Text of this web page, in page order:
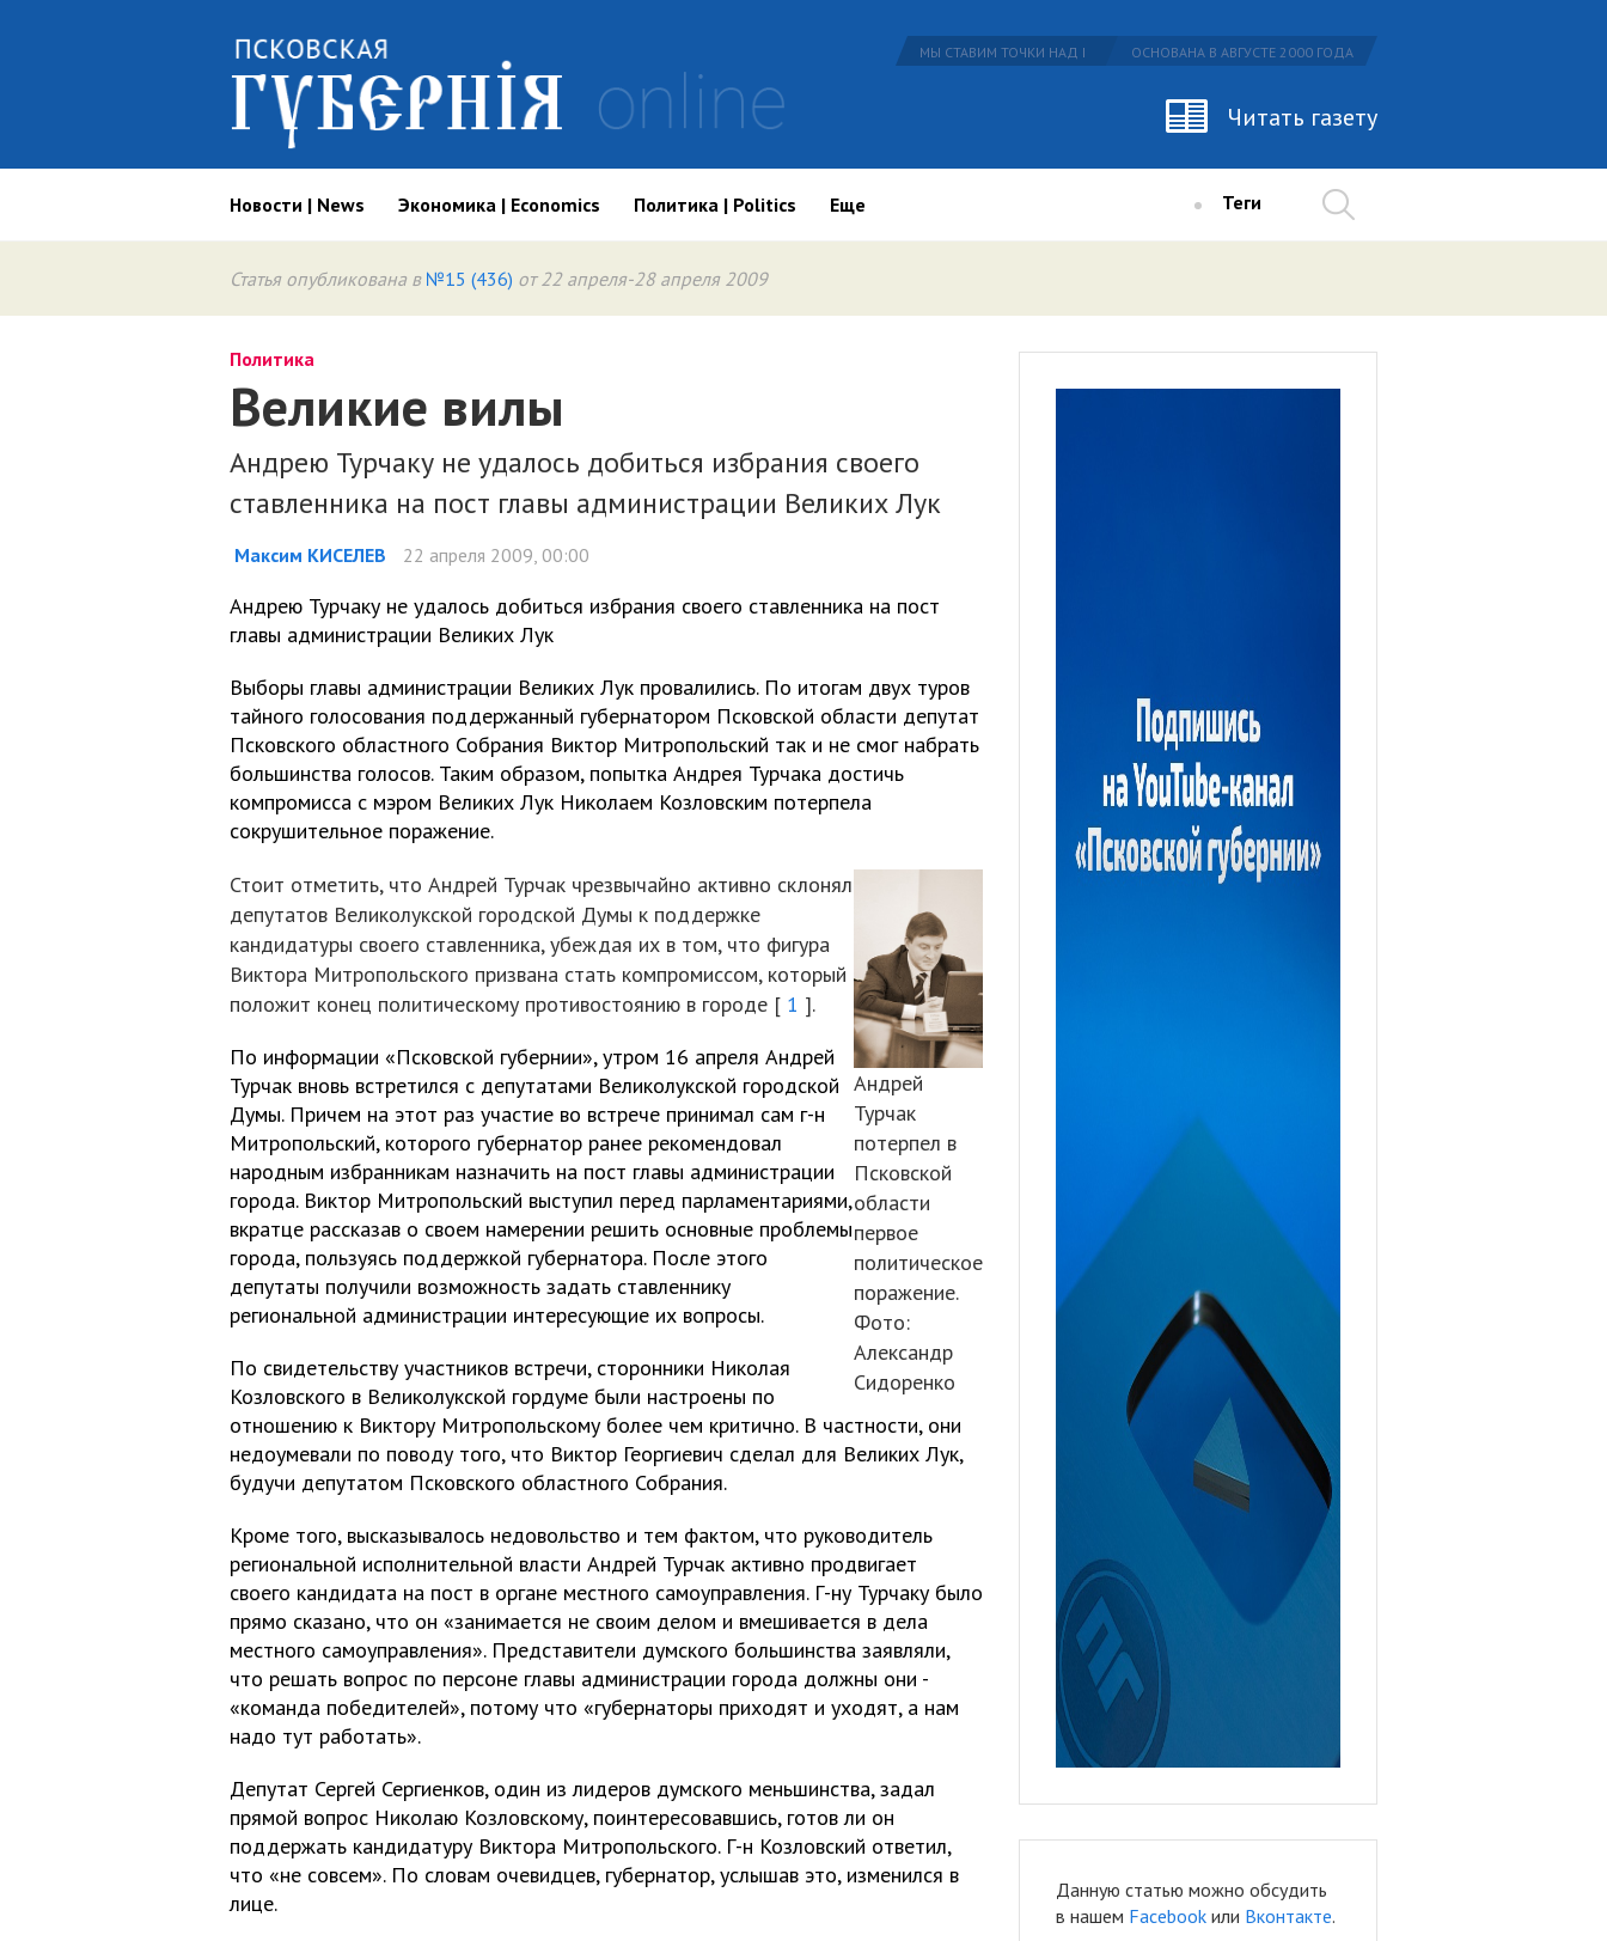
МЫ СТАВИМ ТОЧКИ НАД I ОСНОВАНА В АВГУСТЕ 2000 ГОДА
Читать газету
Новости | News Экономика | Economics Политика | Politics Еще Теги
Статья опубликована в №15 (436) от 22 апреля-28 апреля 2009
Политика
Великие вилы
Андрею Турчаку не удалось добиться избрания своего
ставленника на пост главы администрации Великих Лук
Максим КИСЕЛЕВ 22 апреля 2009, 00:00
Андрею Турчаку не удалось добиться избрания своего ставленника на пост
главы администрации Великих Лук
Выборы главы администрации Великих Лук провалились. По итогам двух туров
тайного голосования поддержанный губернатором Псковской области депутат
Псковского областного Собрания Виктор Митропольский так и не смог набрать
большинства голосов. Таким образом, попытка Андрея Турчака достичь
компромисса с мэром Великих Лук Николаем Козловским потерпела
сокрушительное поражение.
Андрей
Турчак
потерпел в
Псковской
области
первое
политическое
поражение.
Фото:
Александр
Сидоренко
Стоит отметить, что Андрей Турчак чрезвычайно активно склонял
депутатов Великолукской городской Думы к поддержке
кандидатуры своего ставленника, убеждая их в том, что фигура
Виктора Митропольского призвана стать компромиссом, который
положит конец политическому противостоянию в городе [ 1 ].
По информации «Псковской губернии», утром 16 апреля Андрей
Турчак вновь встретился с депутатами Великолукской городской
Думы. Причем на этот раз участие во встрече принимал сам г-н
Митропольский, которого губернатор ранее рекомендовал
народным избранникам назначить на пост главы администрации
города. Виктор Митропольский выступил перед парламентариями,
вкратце рассказав о своем намерении решить основные проблемы
города, пользуясь поддержкой губернатора. После этого
депутаты получили возможность задать ставленнику
региональной администрации интересующие их вопросы.
По свидетельству участников встречи, сторонники Николая
Козловского в Великолукской гордуме были настроены по
отношению к Виктору Митропольскому более чем критично. В частности, они
недоумевали по поводу того, что Виктор Георгиевич сделал для Великих Лук,
будучи депутатом Псковского областного Собрания.
Кроме того, высказывалось недовольство и тем фактом, что руководитель
региональной исполнительной власти Андрей Турчак активно продвигает
своего кандидата на пост в органе местного самоуправления. Г-ну Турчаку было
прямо сказано, что он «занимается не своим делом и вмешивается в дела
местного самоуправления». Представители думского большинства заявляли,
что решать вопрос по персоне главы администрации города должны они -
«команда победителей», потому что «губернаторы приходят и уходят, а нам
надо тут работать».
Депутат Сергей Сергиенков, один из лидеров думского меньшинства, задал
прямой вопрос Николаю Козловскому, поинтересовавшись, готов ли он
поддержать кандидатуру Виктора Митропольского. Г-н Козловский ответил,
что «не совсем». По словам очевидцев, губернатор, услышав это, изменился в
лице.
Данную статью можно обсудить
в нашем Facebook или Вконтакте.